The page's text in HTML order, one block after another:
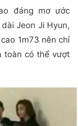
đáng mơ ước
Jeon Ji Hyun,
1m73 nên chỉ
toàn có thể vượt